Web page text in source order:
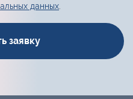
данных